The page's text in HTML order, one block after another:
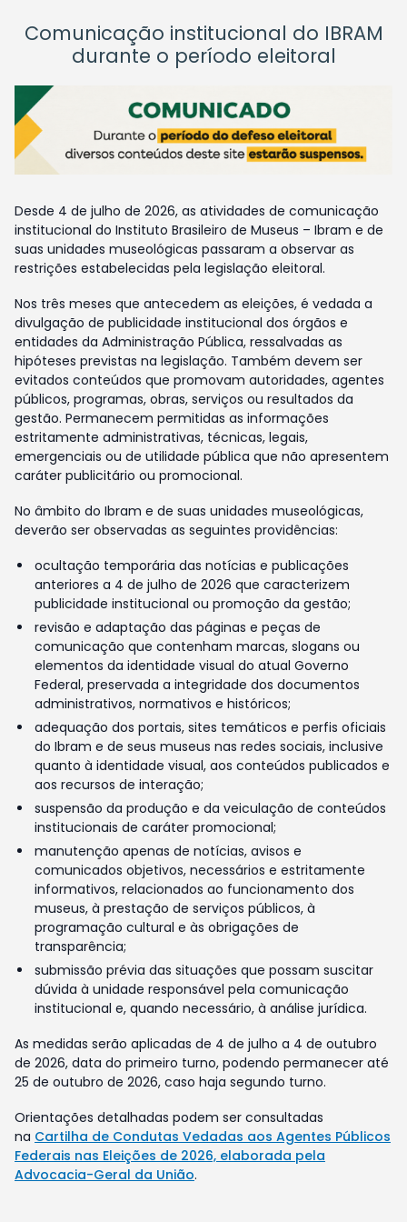
Comunicação institucional do IBRAM
durante o período eleitoral
Desde 4 de julho de 2026, as atividades de comunicação
institucional do Instituto Brasileiro de Museus – Ibram e de
suas unidades museológicas passaram a observar as
restrições estabelecidas pela legislação eleitoral.
Nos três meses que antecedem as eleições, é vedada a
divulgação de publicidade institucional dos órgãos e
entidades da Administração Pública, ressalvadas as
hipóteses previstas na legislação. Também devem ser
evitados conteúdos que promovam autoridades, agentes
públicos, programas, obras, serviços ou resultados da
gestão. Permanecem permitidas as informações
estritamente administrativas, técnicas, legais,
emergenciais ou de utilidade pública que não apresentem
caráter publicitário ou promocional.
No âmbito do Ibram e de suas unidades museológicas,
deverão ser observadas as seguintes providências:
ocultação temporária das notícias e publicações
anteriores a 4 de julho de 2026 que caracterizem
publicidade institucional ou promoção da gestão;
revisão e adaptação das páginas e peças de
comunicação que contenham marcas, slogans ou
elementos da identidade visual do atual Governo
Federal, preservada a integridade dos documentos
administrativos, normativos e históricos;
adequação dos portais, sites temáticos e perfis oficiais
do Ibram e de seus museus nas redes sociais, inclusive
quanto à identidade visual, aos conteúdos publicados e
aos recursos de interação;
suspensão da produção e da veiculação de conteúdos
institucionais de caráter promocional;
manutenção apenas de notícias, avisos e
comunicados objetivos, necessários e estritamente
informativos, relacionados ao funcionamento dos
museus, à prestação de serviços públicos, à
programação cultural e às obrigações de
transparência;
submissão prévia das situações que possam suscitar
dúvida à unidade responsável pela comunicação
institucional e, quando necessário, à análise jurídica.
As medidas serão aplicadas de 4 de julho a 4 de outubro
de 2026, data do primeiro turno, podendo permanecer até
25 de outubro de 2026, caso haja segundo turno.
Orientações detalhadas podem ser consultadas
na Cartilha de Condutas Vedadas aos Agentes Públicos
Federais nas Eleições de 2026, elaborada pela
Advocacia-Geral da União.